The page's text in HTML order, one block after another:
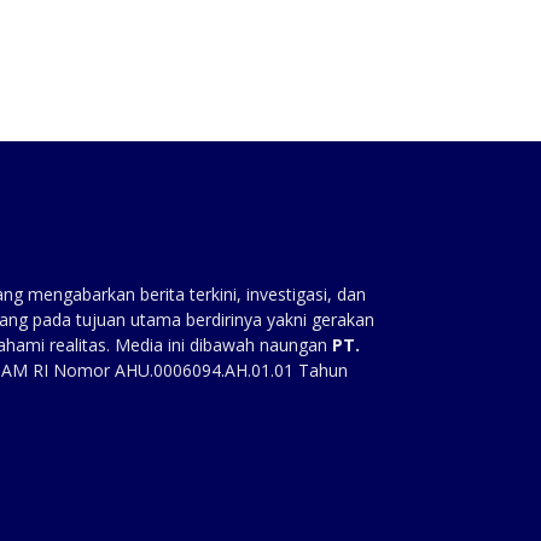
mengabarkan berita terkini, investigasi, dan
pada tujuan utama berdirinya yakni gerakan
realitas. Media ini dibawah naungan PT.
RI Nomor AHU.0006094.AH.01.01 Tahun